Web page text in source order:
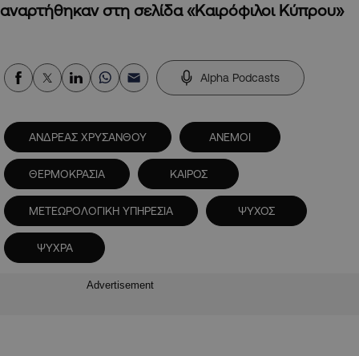
αναρτήθηκαν στη σελίδα «Καιρόφιλοι Κύπρου»
Alpha Podcasts
ΑΝΔΡΕΑΣ ΧΡΥΣΑΝΘΟΥ ΑΝΕΜΟΙ
ΘΕΡΜΟΚΡΑΣΙΑ ΚΑΙΡΟΣ
ΜΕΤΕΩΡΟΛΟΓΙΚΗ ΥΠΗΡΕΣΙΑ ΨΥΧΟΣ
ΨΥΧΡΑ
Advertisement